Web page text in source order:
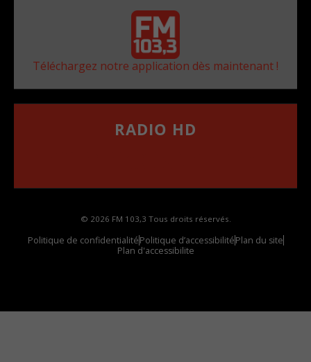
Téléchargez notre application dès maintenant !
RADIO HD
© 2026 FM 103,3 Tous droits réservés.
Politique de confidentialitéPolitique d’accessibilitéPlan du site
Plan d'accessibilite